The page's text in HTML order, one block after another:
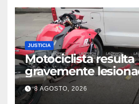
JUSTICIA
Motociclista resulta
gravemente
choque en la
Flores Magón
8 AGOSTO, 2026